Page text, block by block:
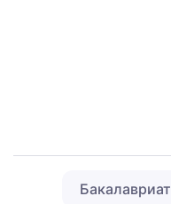
Бакалавриат